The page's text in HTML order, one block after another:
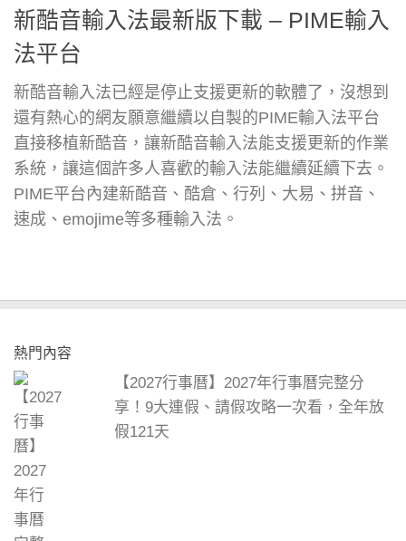
新酷音輸入法最新版下載 – PIME輸入
法平台
新酷音輸入法已經是停止支援更新的軟體了，沒想到
還有熱心的網友願意繼續以自製的PIME輸入法平台
直接移植新酷音，讓新酷音輸入法能支援更新的作業
系統，讓這個許多人喜歡的輸入法能繼續延續下去。
PIME平台內建新酷音、酷倉、行列、大易、拼音、
速成、emojime等多種輸入法。
熱門內容
【2027行事曆】2027年行事曆完整分
享！9大連假、請假攻略一次看，全年放
假121天